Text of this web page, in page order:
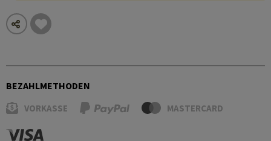
BEZAHLMETHODEN
VORKASSE MASTERCARD